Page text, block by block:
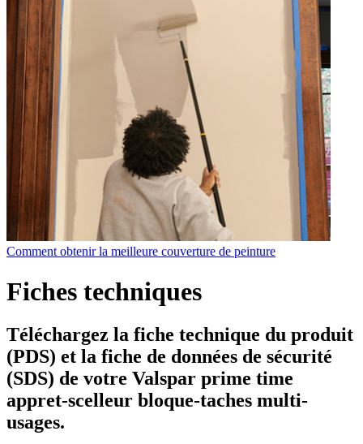
Comment obtenir la meilleure couverture de peinture
Fiches techniques
Téléchargez la fiche technique du produit
(PDS) et la fiche de données de sécurité
(SDS) de votre Valspar prime time
appret-scelleur bloque-taches multi-
usages.